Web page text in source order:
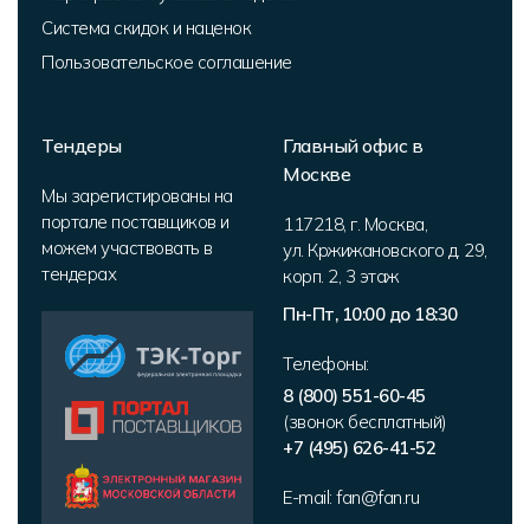
Система скидок и наценок
Пользовательское соглашение
Тендеры
Мы зарегистированы на
портале поставщиков и
можем участвовать в
тендерах
Главный офис в
Москве
117218, г. Москва
ул. Кржижановского д. 29,
корп. 2 3 этаж
Пн-Пт, 10:00 до 18:30
Телефоны:
8 (800) 551-60-45
(звонок бесплатный)
+7 (495) 626-41-52
E-mail: fan@fan.ru